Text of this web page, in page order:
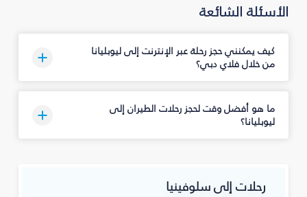
الأسئلة الشائعة
كيف يمكنني حجز رحلة عبر الإنترنت إلى ليوبليانا
من خلال فلاي دبي؟
ما هو أفضل وقت لحجز رحلات الطيران إلى
ليوبليانا؟
رحلات إلى سلوفينيا